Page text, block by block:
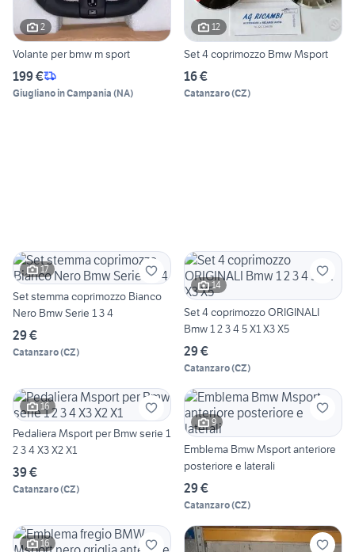
2
Volante per bmw m sport
199 €
Giugliano in Campania (NA)
12
Set 4 coprimozzo Bmw Msport
16 €
Catanzaro(CZ)
17
Set stemma coprimozzo Bianco
Nero Bmw Serie 1 3 4
29 €
Catanzaro(CZ)
14
Set 4 coprimozzo ORIGINALI
Bmw 1 2 3 4 5 X1 X3 X5
29 €
Catanzaro(CZ)
16
Pedaliera Msport per Bmw serie 1
2 3 4 X3 X2 X1
39 €
Catanzaro(CZ)
9
Emblema Bmw Msport anteriore
posteriore e laterali
29 €
Catanzaro(CZ)
16